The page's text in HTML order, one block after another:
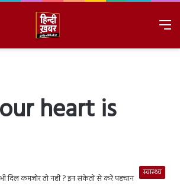
heart is
स्वास्थ्य